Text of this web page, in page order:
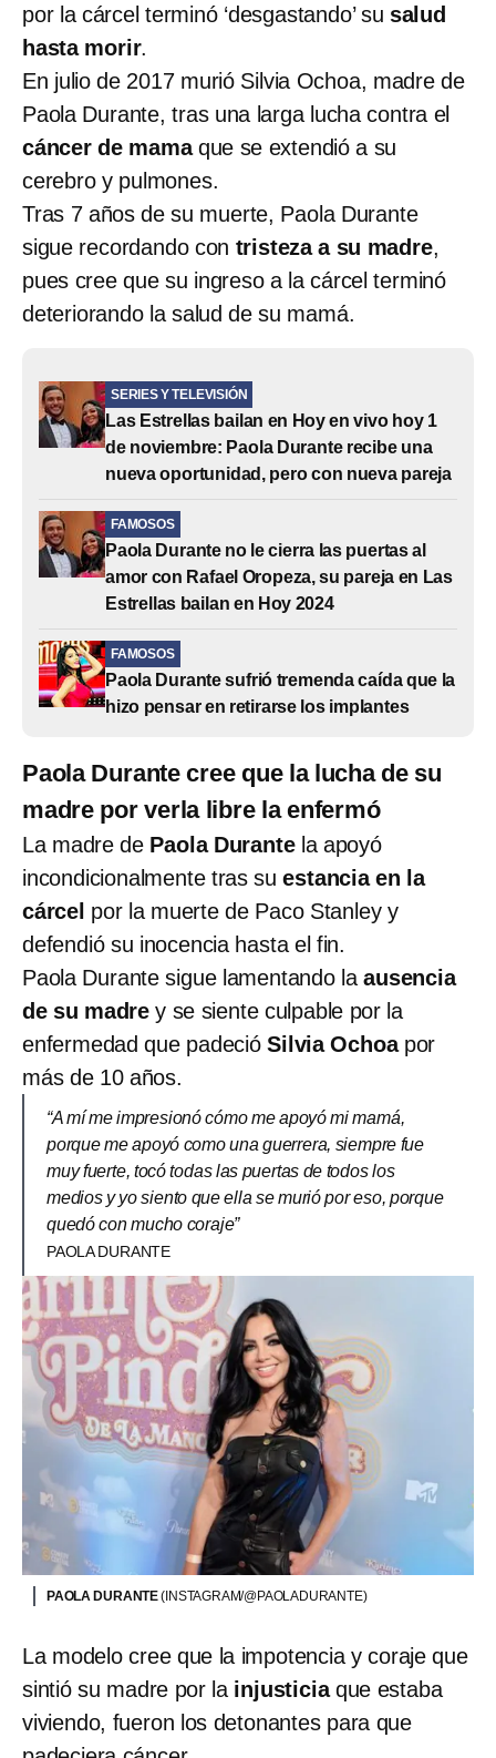
por la cárcel terminó ‘desgastando’ su salud
hasta morir.
En julio de 2017 murió Silvia Ochoa, madre de
Paola Durante, tras una larga lucha contra el
cáncer de mamaque se extendió a su
cerebro y pulmones.
Tras 7 años de su muerte, Paola Durante
sigue recordando con tristeza a su madre,
pues cree que su ingreso a la cárcel terminó
deteriorando la salud de su mamá.
SERIES Y TELEVISIÓN
Las Estrellas bailan en Hoy en vivo hoy 1
de noviembre: Paola Durante recibe una
nueva oportunidad, pero con nueva pareja
FAMOSOS
Paola Durante no le cierra las puertas al
amor con Rafael Oropeza, su pareja en Las
Estrellas bailan en Hoy 2024
FAMOSOS
Paola Durante sufrió tremenda caída que la
hizo pensar en retirarse los implantes
Paola Durante cree que la lucha de su
madre por verla libre la enfermó
La madre de Paola Durantela apoyó
incondicionalmente tras suestancia en la
cárcel por la muerte de Paco Stanley y
defendió su inocencia hasta el fin.
Paola Durante sigue lamentando laausencia
de su madre y se siente culpable por la
enfermedad que padecióSilvia Ochoapor
más de 10 años.
“A mí me impresionó cómo me apoyó mi mamá,
porque me apoyó como una guerrera, siempre fue
muy fuerte, tocó todas las puertas de todos los
medios y yo siento que ella se murió por eso, porque
quedó con mucho coraje”
PAOLA DURANTE
PAOLA DURANTE(INSTAGRAM/@PAOLADURANTE)
La modelo cree que la impotencia y coraje que
sintió su madre por la injusticiaque estaba
viviendo, fueron los detonantes para que